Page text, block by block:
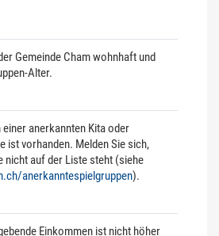
Gemeinde Cham wohnhaft und
Alter.
einer anerkannten Kita oder
ist vorhanden. Melden Sie sich,
nicht auf der Liste steht (siehe
anerkanntespielgruppen).
Einkommen ist nicht höher